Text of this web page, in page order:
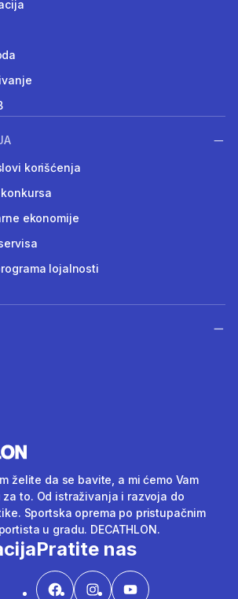
korišćenja
ekonomije
lojalnosti
želite da se bavite, a mi ćemo Vam
to. Od istraživanja i razvoja do
Sportska oprema po pristupačnim
u gradu. DECATHLON.
Pratite nas